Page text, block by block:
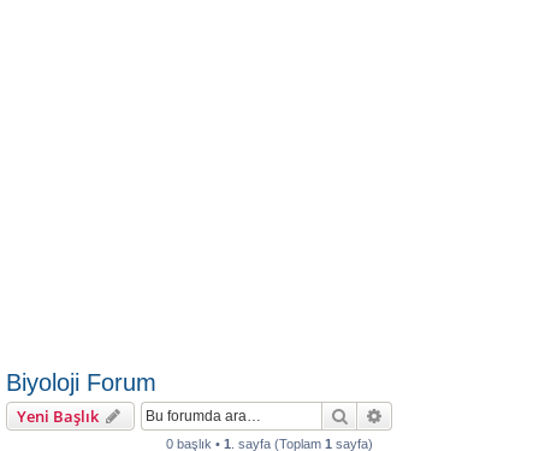
Biyoloji Forum
Yeni Başlık Ara
0 başlık • 1 . sayfa (Toplam 1 sayfa)